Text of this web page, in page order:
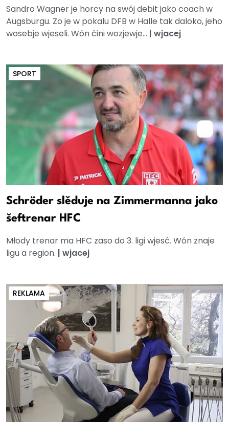
Sandro Wagner je horcy na swój debit jako coach w
Augsburgu. Zo je w pokalu DFB w Halle tak daloko, jeho
wosebje wjeseli. Wón čini wozjewje... | wjacej
SPORT
Schröder slěduje na Zimmermanna jako
šeftrenar HFC
Młody trenar ma HFC zaso do 3. ligi wjesć. Wón znaje
ligu a region. | wjacej
REKLAMA